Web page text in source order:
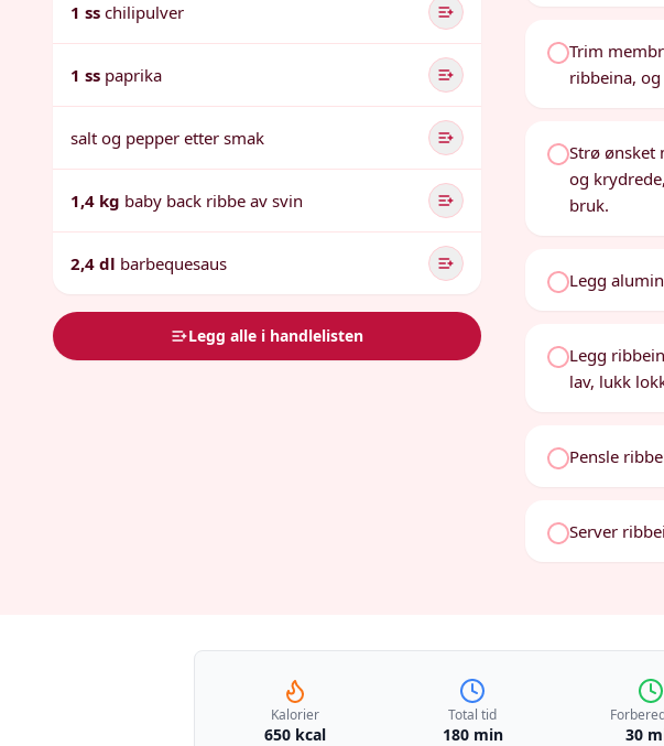
1 ss chilipulver
1 ss paprika
salt og pepper etter smak
1,4 kg baby back ribbe av svin
2,4 dl barbequesaus
Legg alle i handlelisten
Trim
ribbeina,
Strø ønsket
og
bruk.
Legg
Legg
lav, lukk
Pensle
Server
Kalorier
650 kcal
Total tid
180 min 30